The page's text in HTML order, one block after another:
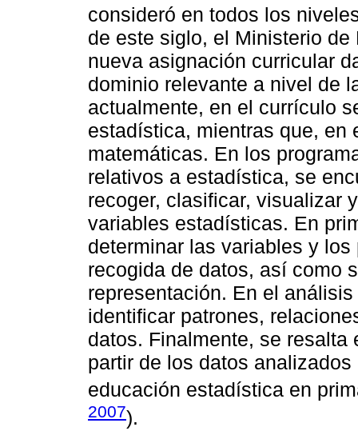
consideró en todos los
de este siglo, el Ministerio
nueva asignación curricular
dominio relevante a nivel de
actualmente, en el currículo
estadística, mientras que, en
matemáticas. En los
relativos a estadística, se
recoger, clasificar, visualizar
variables estadísticas. En
determinar las variables y
recogida de datos, así como
representación. En el
identificar patrones,
datos. Finalmente, se
partir de los datos
educación estadística en
2007).